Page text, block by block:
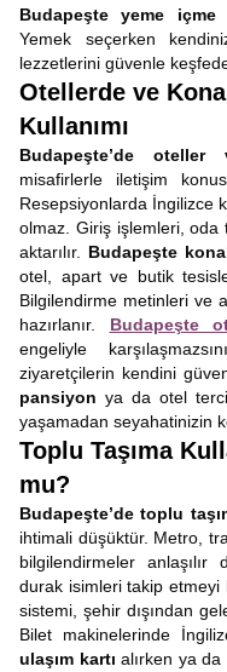
Budapeşte yeme içme
Yemek seçerken
lezzetlerini güvenle
Otellerde ve
Kullanımı
Budapeşte’de
misafirlerle iletişim
Resepsiyonlarda İngilizce
olmaz. Giriş işlemleri,
aktarılır. Budapeşte
otel, apart ve butik
Bilgilendirme metinleri ve
hazırlanır. Budapeşte
engeliyle
ziyaretçilerin kendini
pansiyon ya da otel
yaşamadan seyahatinizin
Toplu Taşıma
mu?
Budapeşte’de toplu
ihtimali düşüktür. Metro,
bilgilendirmeler
durak isimleri takip etmeyi
sistemi, şehir dışından
Bilet makinelerinde
ulaşım kartı alırken ya da